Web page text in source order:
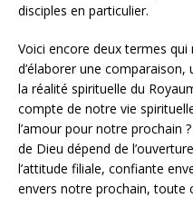
disciples en particulier.
Voici encore deux termes
d’élaborer une
la réalité spirituelle du
compte de notre vie
l’amour pour notre prochain
de Dieu dépend de
l’attitude filiale, confiante
envers notre prochain, toute